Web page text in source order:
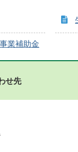
業補助金
せ先